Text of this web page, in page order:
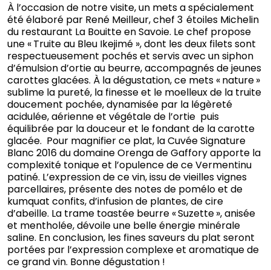
À l’occasion de notre visite, un mets a spécialement
été élaboré par René Meilleur, chef 3 étoiles Michelin
du restaurant La Bouitte en Savoie. Le chef propose
une « Truite au Bleu Ikejimé », dont les deux filets sont
respectueusement pochés et servis avec un siphon
d’émulsion d’ortie au beurre, accompagnés de jeunes
carottes glacées. À la dégustation, ce mets « nature »
sublime la pureté, la finesse et le moelleux de la truite
doucement pochée, dynamisée par la légèreté
acidulée, aérienne et végétale de l’ortie puis
équilibrée par la douceur et le fondant de la carotte
glacée. Pour magnifier ce plat, la Cuvée Signature
Blanc 2016 du domaine Orenga de Gaffory apporte la
complexité tonique et l’opulence de ce Vermentinu
patiné. L’expression de ce vin, issu de vieilles vignes
parcellaires, présente des notes de pomélo et de
kumquat confits, d’infusion de plantes, de cire
d’abeille. La trame toastée beurre « Suzette », anisée
et mentholée, dévoile une belle énergie minérale
saline. En conclusion, les fines saveurs du plat seront
portées par l’expression complexe et aromatique de
ce grand vin. Bonne dégustation !